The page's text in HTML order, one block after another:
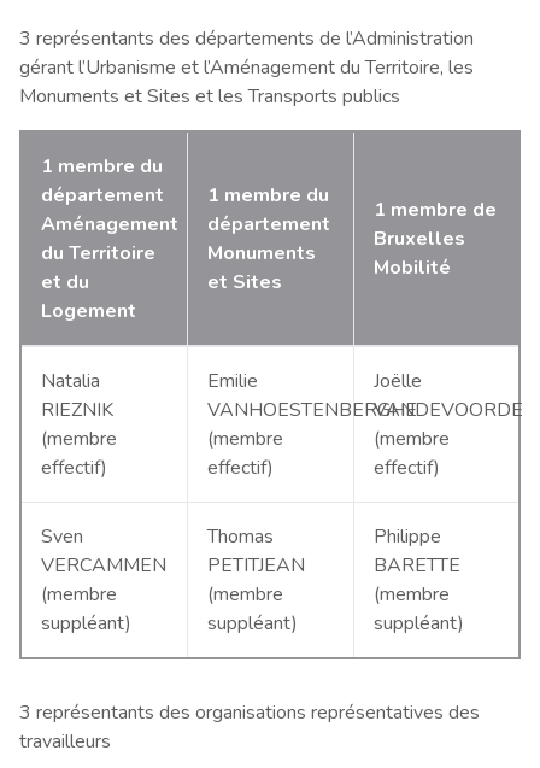
3 représentants des départements de l’Administration
gérant l’Urbanisme et l’Aménagement du Territoire, les
Monuments et Sites et les Transports publics
1 membre du
département
Aménagement
du Territoire
et du
Logement
1 membre du
département
Monuments
et Sites
1 membre de
Bruxelles
Mobilité
Natalia
RIEZNIK
(membre
effectif)
Emilie
VANHOESTENBERGHE
(membre
effectif)
Joëlle
VANDEVOORDE
(membre
effectif)
Sven
VERCAMMEN
(membre
suppléant)
Thomas
PETITJEAN
(membre
suppléant)
Philippe
BARETTE
(membre
suppléant)
3 représentants des organisations représentatives des
travailleurs